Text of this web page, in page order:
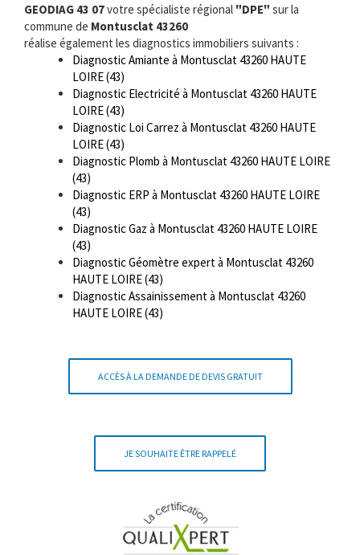
GEODIAG 43 07votre spécialiste régional "DPE" sur la
commune de Montusclat 43260
réalise également les diagnostics immobiliers suivants :
Diagnostic Amiante à Montusclat 43260 HAUTE
LOIRE (43)
Diagnostic Electricité à Montusclat 43260 HAUTE
LOIRE (43)
Diagnostic Loi Carrez à Montusclat 43260 HAUTE
LOIRE (43)
Diagnostic Plomb à Montusclat 43260 HAUTE LOIRE
(43)
Diagnostic ERP à Montusclat 43260 HAUTE LOIRE
(43)
Diagnostic Gaz à Montusclat 43260 HAUTE LOIRE
(43)
Diagnostic Géomètre expert à Montusclat 43260
HAUTE LOIRE (43)
Diagnostic Assainissement à Montusclat 43260
HAUTE LOIRE (43)
ACCÈS À LA DEMANDE DE DEVIS GRATUIT
JE SOUHAITE ÊTRE RAPPELÉ